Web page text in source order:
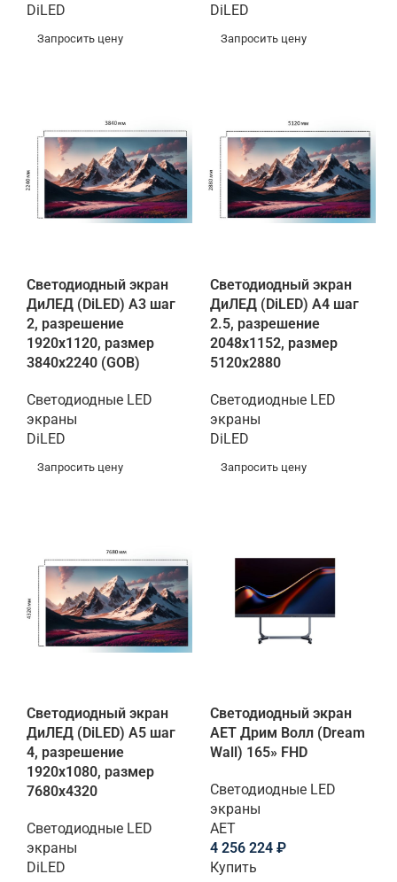
DiLED
Запросить цену
DiLED
Запросить цену
Светодиодный экран
ДиЛЕД (DiLED) A3 шаг
2, разрешение
1920х1120, размер
3840х2240 (GOB)
Светодиодные LED
экраны
DiLED
Запросить цену
Светодиодный экран
ДиЛЕД (DiLED) A4 шаг
2.5, разрешение
2048х1152, размер
5120х2880
Светодиодные LED
экраны
DiLED
Запросить цену
Светодиодный экран
ДиЛЕД (DiLED) A5 шаг
4, разрешение
1920х1080, размер
7680х4320
Светодиодные LED
экраны
DiLED
Светодиодный экран
AET Дрим Волл (Dream
Wall) 165» FHD
Светодиодные LED
экраны
AET
4 256 224 ₽
Купить